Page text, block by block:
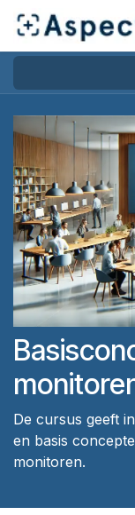
Overslaan naar
De cursus geeft
en basis
monitoren.